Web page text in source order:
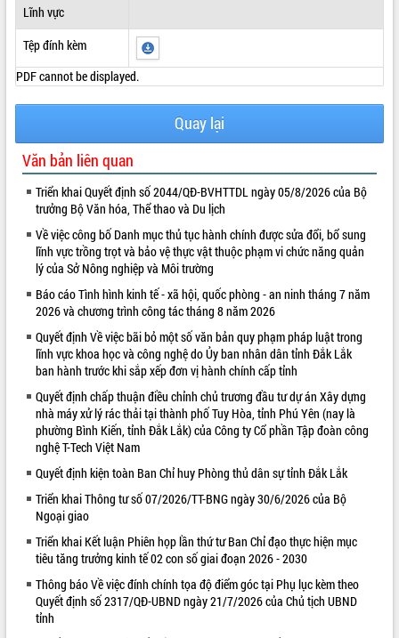
VIDEO
Khám bệnh, cấp phát thuốc miễn phí
và tặng quà người dân xã Cư Pui
Hội nghị UBND tỉnh Đắk Lắk thường kỳ
tháng 7/2026
Lễ truy tặng danh hiệu “Bà Mẹ Việt
Nam Anh hùng” và trao Huân chương
Lao động
UBND tỉnh Đắk Lắk triển khai nhiệm
vụ 6 tháng cuối năm 2026
Kỳ họp thứ Hai, Hội đồng nhân dân
Lĩnh vực
Tệp đính kèm
PDF cannot be displayed.
Quay lại
Văn bản liên quan
Triển khai Quyết định số 2044/QĐ-BVHTTDL ngày 05/8/2026 của Bộ
trưởng Bộ Văn hóa, Thể thao và Du lịch
Về việc công bố Danh mục thủ tục hành chính được sửa đổi, bổ sung
lĩnh vực trồng trọt và bảo vệ thực vật thuộc phạm vi chức năng quản
lý của Sở Nông nghiệp và Môi trường
Báo cáo Tình hình kinh tế - xã hội, quốc phòng - an ninh tháng 7 năm
2026 và chương trình công tác tháng 8 năm 2026
Quyết định Về việc bãi bỏ một số văn bản quy phạm pháp luật trong
lĩnh vực khoa học và công nghệ do Ủy ban nhân dân tỉnh Đắk Lắk
ban hành trước khi sắp xếp đơn vị hành chính cấp tỉnh
Quyết định chấp thuận điều chỉnh chủ trương đầu tư dự án Xây dựng
nhà máy xử lý rác thải tại thành phố Tuy Hòa, tỉnh Phú Yên (nay là
phường Bình Kiến, tỉnh Đắk Lắk) của Công ty Cổ phần Tập đoàn công
nghệ T-Tech Việt Nam
Quyết định kiện toàn Ban Chỉ huy Phòng thủ dân sự tỉnh Đắk Lắk
Triển khai Thông tư số 07/2026/TT-BNG ngày 30/6/2026 của Bộ
Ngoại giao
Triển khai Kết luận Phiên họp lần thứ tư Ban Chỉ đạo thực hiện mục
tiêu tăng trưởng kinh tế 02 con số giai đoạn 2026 - 2030
Thông báo Về việc đính chính tọa độ điểm góc tại Phụ lục kèm theo
Quyết định số 2317/QĐ-UBND ngày 21/7/2026 của Chủ tịch UBND
tỉnh